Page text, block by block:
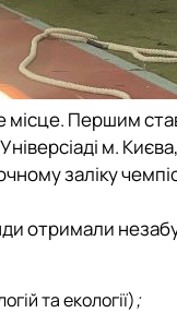
місце. Першим
м.
заліку
отримали
та екології);